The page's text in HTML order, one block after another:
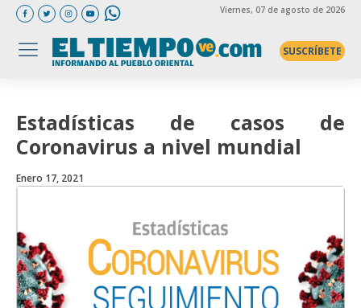
Viernes, 07 de agosto de 2026
SUSCRÍBETE
Estadísticas de casos de
Coronavirus a nivel mundial
Enero 17, 2021